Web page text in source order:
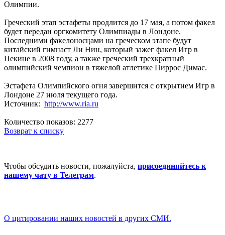
Олимпии.
Греческий этап эстафеты продлится до 17 мая, а потом факел
будет передан оргкомитету Олимпиады в Лондоне.
Последними факелоносцами на греческом этапе будут
китайский гимнаст Ли Нин, который зажег факел Игр в
Пекине в 2008 году, а также греческий трехкратный
олимпийский чемпион в тяжелой атлетике Пиррос Димас.
Эстафета Олимпийского огня завершится с открытием Игр в
Лондоне 27 июля текущего года.
Источник: http://www.ria.ru
Количество показов: 2277
Возврат к списку
Чтобы обсудить новости, пожалуйста, присоединяйтесь к
нашему чату в Телеграм.
О цитировании наших новостей в других СМИ.